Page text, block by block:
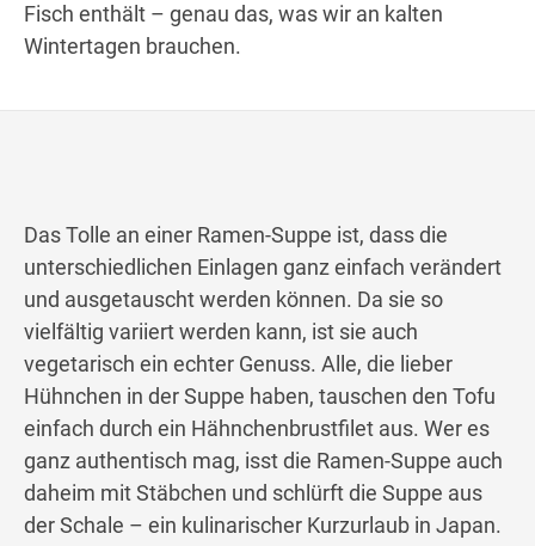
Fisch enthält – genau das, was wir an kalten
Wintertagen brauchen.
Das Tolle an einer Ramen-Suppe ist, dass die
unterschiedlichen Einlagen ganz einfach verändert
und ausgetauscht werden können. Da sie so
vielfältig variiert werden kann, ist sie auch
vegetarisch ein echter Genuss. Alle, die lieber
Hühnchen in der Suppe haben, tauschen den Tofu
einfach durch ein Hähnchenbrustfilet aus. Wer es
ganz authentisch mag, isst die Ramen-Suppe auch
daheim mit Stäbchen und schlürft die Suppe aus
der Schale – ein kulinarischer Kurzurlaub in Japan.